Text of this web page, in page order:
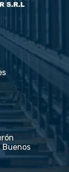
Buenos